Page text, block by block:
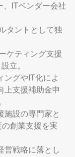
、ITベンダー会社
タントとして独
ケティング支援
立。
ングやIT化によ
上支援補助金申
施設の専門家と
創業支援を実
営戦略に落とし